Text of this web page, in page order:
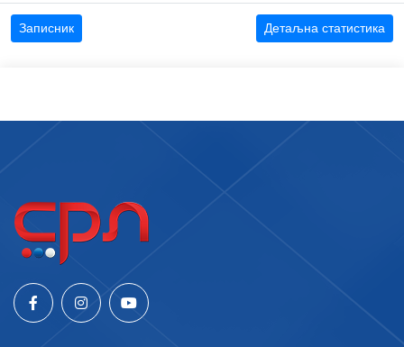
Записник Детаљна статистика